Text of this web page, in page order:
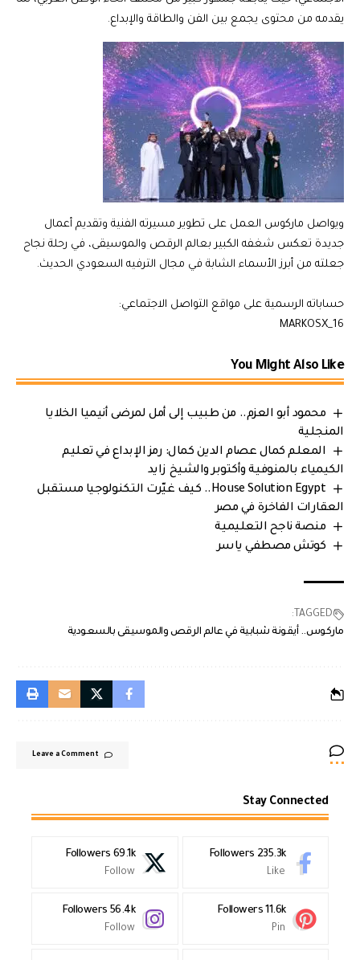
يقدمه من محتوى يجمع بين الفن والطاقة والإبداع.
ويواصل ماركوس العمل على تطوير مسيرته الفنية وتقديم أعمال
جديدة تعكس شغفه الكبير بعالم الرقص والموسيقى، في رحلة نجاح
جعلته من أبرز الأسماء الشابة في مجال الترفيه السعودي الحديث.
حساباته الرسمية على مواقع التواصل الاجتماعي:
MARKOSX_16
You Might Also Like
محمود أبو العزم.. من طبيب إلى أمل لمرضى أنيميا الخلايا
المنجلية
المعلم كمال عصام الدين كمال: رمز الإبداع في تعليم
الكيمياء بالمنوفية وأكتوبر والشيخ زايد
House Solution Egypt.. كيف غيّرت التكنولوجيا مستقبل
العقارات الفاخرة في مصر
منصة ناجح التعليمية
كوتش مصطفي ياسر
TAGGED:
ماركوس.. أيقونة شبابية في عالم الرقص والموسيقى بالسعودية
Leave a Comment
Stay Connected
235.3k
Followers
Like
69.1k
Followers
Follow
11.6k
Followers
Pin
56.4k
Followers
Follow